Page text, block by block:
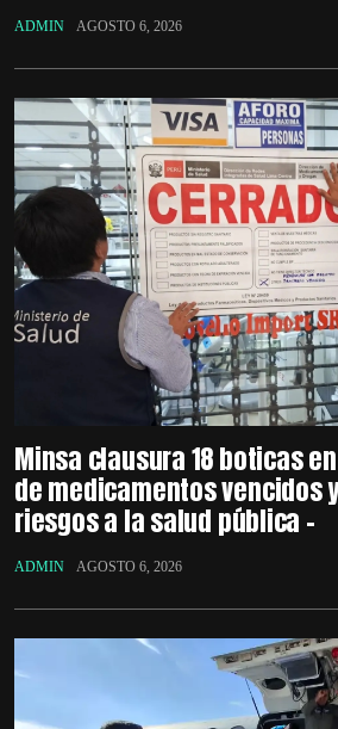
ADMIN AGOSTO 6, 2026
Minsa clausura 18 boticas
de medicamentos vencidos
riesgos a la salud pública –
ADMIN AGOSTO 6, 2026